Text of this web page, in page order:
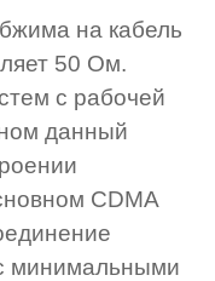
на кабель
50 Ом.
с рабочей
данный
CDMA
минимальными